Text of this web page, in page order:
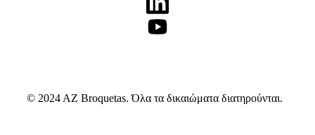
© 2024 AZ Broquetas. Όλα τα δικαιώματα διατηρούνται.